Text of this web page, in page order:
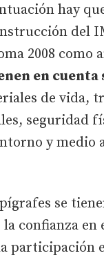
hay
del
2008 como
en cuenta
de vida,
seguridad
y
se
confianza
participación